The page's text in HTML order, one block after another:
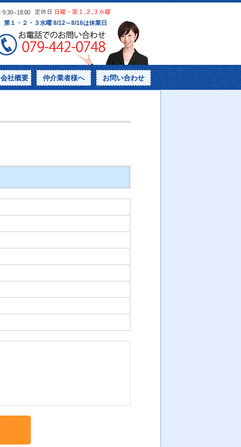
会社概要 仲介業者様へ お問い合わせ